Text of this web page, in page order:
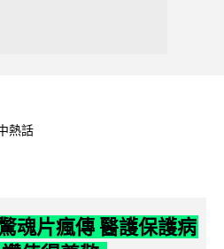
熱話
魂片瘋傳 醫護保護病